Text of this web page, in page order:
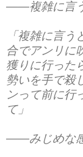
――複雑に言
「複雑に言
合でアンリに
獲りに行った
勢いを手で殺
ンって前に行
て」
――みじめな